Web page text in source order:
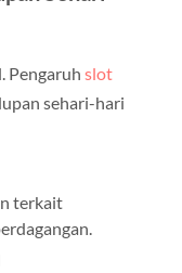
Pengaruh slot
sehari-hari
terkait